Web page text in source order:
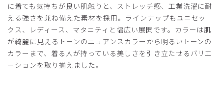
に着ても気持ちが良い肌触りと、ストレッチ感、工業洗濯に耐
える強さを兼ね備えた素材を採用。ラインナップもユニセッ
クス、レディース、マタニティと幅広い展開です。カラーは肌
が綺麗に見えるトーンのニュアンスカラーから明るいトーンの
カラーまで、着る人が持っている美しさを引き立たせるバリエ
ーションを取り揃えました。